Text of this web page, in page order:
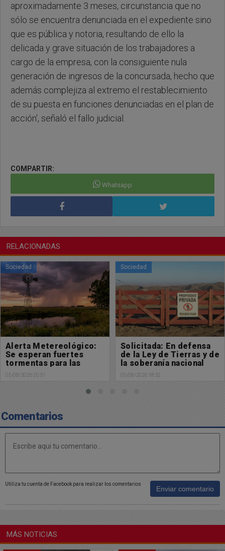
aproximadamente 3 meses, circunstancia que no
sólo se encuentra denunciada en el expediente sino
que es pública y notoria, resultando de ello la
delicada y grave situación de los trabajadores a
cargo de la empresa, con la consiguiente nula
generación de ingresos de la concursada, hecho que
además complejiza al extremo el restablecimiento
de su puesta en funciones denunciadas en el plan de
acción', señaló el fallo judicial.
COMPARTIR:
Whatsapp
RELACIONADAS
Sociedad
Alerta Metereológico:
Se esperan fuertes
tormentas para las
próximas horas
05/08/2026 20:51
Sociedad
Solicitada: En defensa
de la Ley de Tierras y de
la soberanía nacional
05/08/2026 18:32
Comentarios
Utiliza tu cuenta de Facebook para realizar los comentarios
Enviar comentario
MÁS NOTICIAS